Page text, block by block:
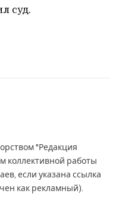
суд.
"Редакция
коллективной работы
если указана ссылка
как рекламный).